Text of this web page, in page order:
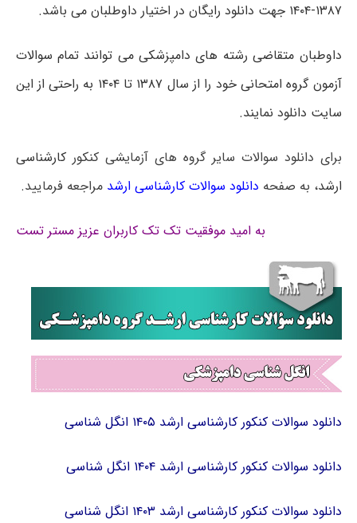
۱۳۸۷-۱۴۰۴ جهت دانلود رایگان در اختیار داوطلبان می باشد.
داوطبان متقاضی رشته های دامپزشکی می توانند تمام سوالات
آزمون گروه امتحانی خود را از سال ۱۳۸۷ تا ۱۴۰۴ به راحتی از این
سایت دانلود نمایند.
برای دانلود سوالات سایر گروه های آزمایشی کنکورکارشناسی
ارشد، به صفحه دانلود سوالات کارشناسی ارشد مراجعه فرمایید.
به امید موفقیت تک تک کاربران عزیز مستر تست
دانلود سوالات کنکور کارشناسی ارشد ۱۴۰۵ انگل شناسی
دانلود سوالات کنکور کارشناسی ارشد ۱۴۰۴ انگل شناسی
دانلود سوالات کنکور کارشناسی ارشد ۱۴۰۳ انگل شناسی